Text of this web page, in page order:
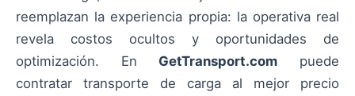
reemplazan la experiencia propia: la operativa real
revela costos ocultos y oportunidades de
optimización. En GetTransport.com puede
contratar transporte de carga al mejor precio